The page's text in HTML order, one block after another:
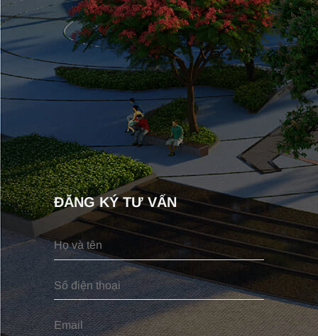
ĐĂNG KÝ TƯ VẤN